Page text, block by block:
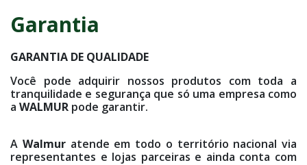
Garantia
GARANTIA DE QUALIDADE
Você pode adquirir nossos produtos com toda a
tranquilidade e segurança que só uma empresa como
a WALMUR pode garantir.
A Walmuratende em todo o território nacional via
representantes e lojas parceiras e ainda conta com